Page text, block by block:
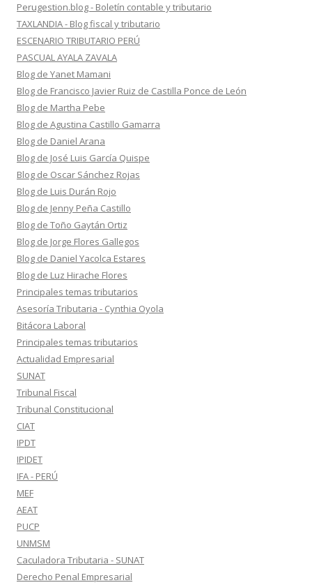
Perugestion.blog - Boletín contable y tributario
TAXLANDIA - Blog fiscal y tributario
ESCENARIO TRIBUTARIO PERÚ
PASCUAL AYALA ZAVALA
Blog de Yanet Mamani
Blog de Francisco Javier Ruiz de Castilla Ponce de León
Blog de Martha Pebe
Blog de Agustina Castillo Gamarra
Blog de Daniel Arana
Blog de José Luis García Quispe
Blog de Oscar Sánchez Rojas
Blog de Luis Durán Rojo
Blog de Jenny Peña Castillo
Blog de Toño Gaytán Ortiz
Blog de Jorge Flores Gallegos
Blog de Daniel Yacolca Estares
Blog de Luz Hirache Flores
Principales temas tributarios
Asesoría Tributaria - Cynthia Oyola
Bitácora Laboral
Principales temas tributarios
Actualidad Empresarial
SUNAT
Tribunal Fiscal
Tribunal Constitucional
CIAT
IPDT
IPIDET
IFA - PERÚ
MEF
AEAT
PUCP
UNMSM
Caculadora Tributaria - SUNAT
Derecho Penal Empresarial